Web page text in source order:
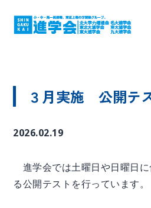
３月実施 公開テ
2026.02.19
進学会では土曜日や日曜日
る公開テストを行っています。